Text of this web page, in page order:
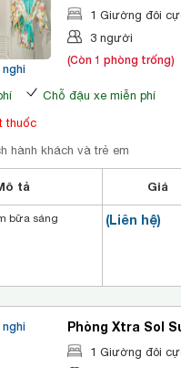
nghi
Lớn)1 Giường đôi
3 người
(Còn 1 phòng trống)
Chỗ đậu xe miễn phí
thuốc
hành khách và trẻ em
tả Giá
(Liên hệ)
bữa sáng
nghi
Phòng Xtra Sol
Lớn + 2 Trẻ Em)
1 Giường đôi